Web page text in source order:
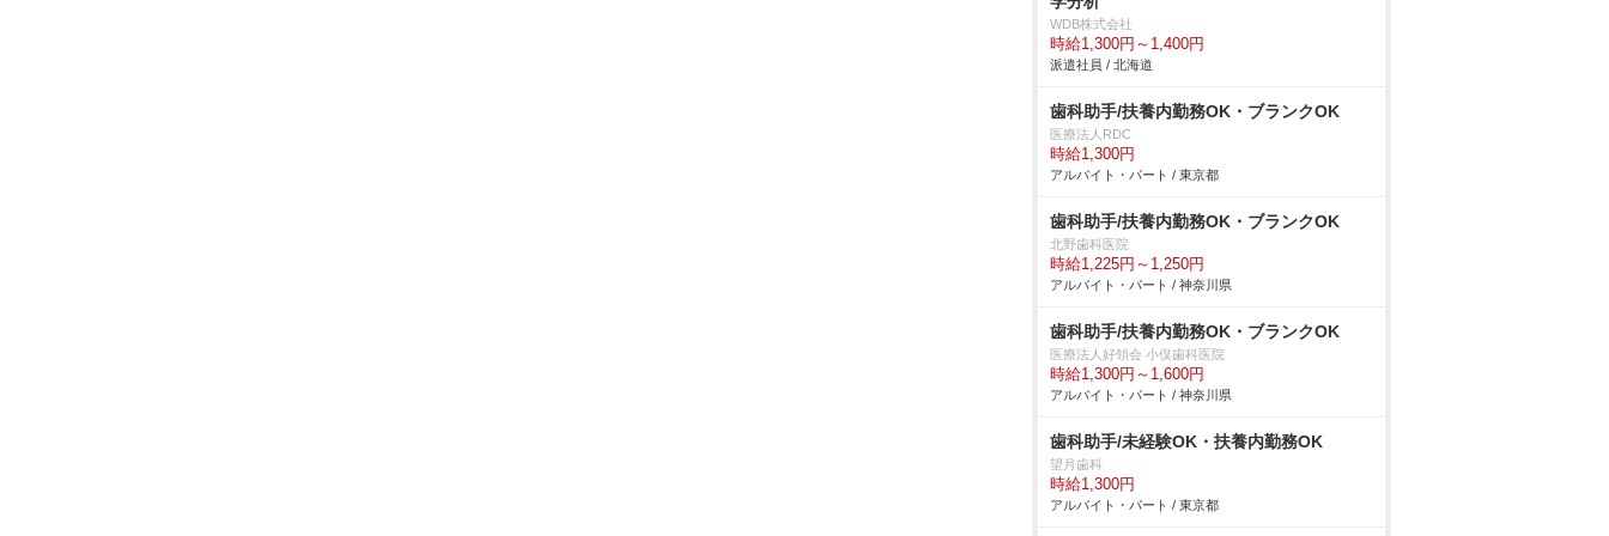
WDB株式会社
時給1,300円～1,400円
派遣社員 / 北海道
歯科助手/扶養内勤務OK・ブランクOK
医療法人RDC
時給1,300円
アルバイト・パート / 東京都
歯科助手/扶養内勤務OK・ブランクOK
北野歯科医院
時給1,225円～1,250円
アルバイト・パート / 神奈川県
歯科助手/扶養内勤務OK・ブランクOK
医療法人好領会 小俣歯科医院
時給1,300円～1,600円
アルバイト・パート / 神奈川県
歯科助手/未経験OK・扶養内勤務OK
望月歯科
時給1,300円
アルバイト・パート / 東京都